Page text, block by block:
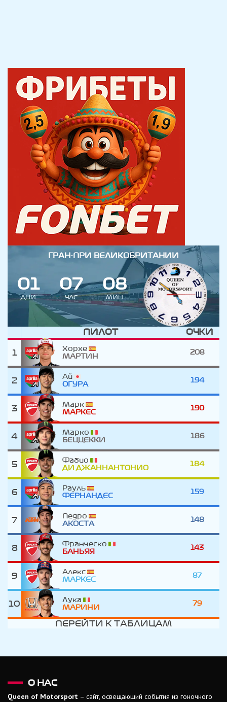
ГРАН-ПРИ ВЕЛИКОБРИТАНИИ
01
ДНИ
07
ЧАС
08
МИН
ПИЛОТ ОЧКИ
1
Хорхе
МАРТИН
208
2
Ай
ОГУРА
194
3
Марк
МАРКЕС
190
4
Марко
БЕЦЦЕККИ
186
5
Фабио
ДИ ДЖАННАНТОНИО
184
6
Рауль
ФЕРНАНДЕС
159
7
Педро
АКОСТА
148
8
Франческо
БАНЬЯЯ
143
9
Алекс
МАРКЕС
87
10
Лука
МАРИНИ
79
ПЕРЕЙТИ К ТАБЛИЦАМ
О НАС
Queen of Motorsport – сайт, освещающий события из гоночного